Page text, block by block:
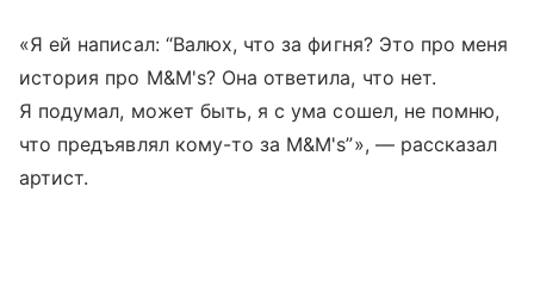
«Я ей написал: “Валюх, что за фигня? Это про меня
история про M&M's? Она ответила, что нет.
Я подумал, может быть, я с ума сошел, не помню,
что предъявлял кому-то за M&M's”», — рассказал
артист.